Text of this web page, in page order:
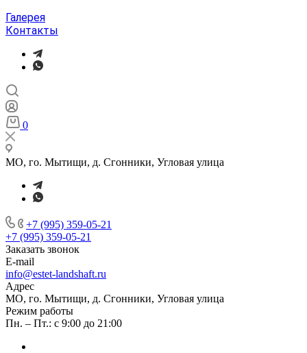
Галерея
Контакты
0
МО, го. Мытищи, д. Сгонники, Угловая улица
+7 (995) 359-05-21
+7 (995) 359-05-21
Заказать звонок
E-mail
info@estet-landshaft.ru
Адрес
МО, го. Мытищи, д. Сгонники, Угловая улица
Режим работы
Пн. – Пт.: с 9:00 до 21:00